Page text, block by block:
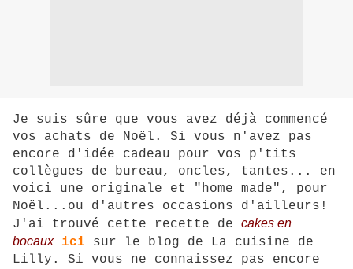
Je suis sûre que vous avez déjà commencé
vos achats de Noël. Si vous n'avez pas
encore d'idée cadeau pour vos p'tits
collègues de bureau, oncles, tantes... en
voici une originale et "home made", pour
Noël...ou d'autres occasions d'ailleurs!
J'ai trouvé cette recette de cakes en
bocaux
ici sur le blog de La cuisine de
Lilly. Si vous ne connaissez pas encore